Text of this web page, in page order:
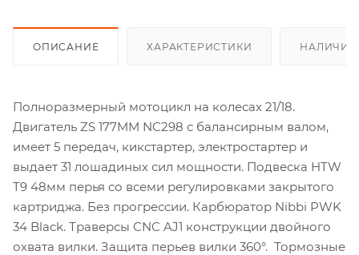
ОПИСАНИЕ ХАРАКТЕРИСТИКИ НАЛИЧИЕ
Полноразмерный мотоцикл на колесах 21/18.
Двигатель ZS 177MM NC298 с балансирным валом,
имеет 5 передач, кикстартер, электростартер и
выдает 31 лошадиных сил мощности. Подвеска HTW
T9 48мм перья со всеми регулировками закрытого
картриджа. Без прогрессии. Карбюратор Nibbi PWK
34 Black. Траверсы CNC AJ1 конструкции двойного
охвата вилки. Защита перьев вилки 360°. Тормозные